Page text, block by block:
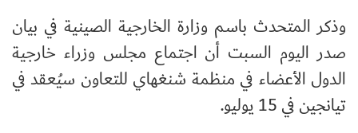
وذكر المتحدث باسم وزارة الخارجية الصينية في بيان
صدر اليوم السبت أن اجتماع مجلس وزراء خارجية
الدول الأعضاء في منظمة شنغهاي للتعاون سيُعقد في
تيانجين في 15 يوليو.